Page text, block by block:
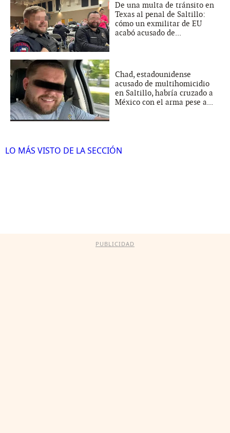
De una multa de tránsito en
Texas al penal de Saltillo:
cómo un exmilitar de EU
acabó acusado de...
Chad, estadounidense
acusado de multihomicidio
en Saltillo, habría cruzado a
México con el arma pese a...
LO MÁS VISTO DE LA SECCIÓN
PUBLICIDAD